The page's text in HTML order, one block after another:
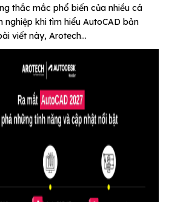
thắc mắc phổ biến của nhiều cá
nghiệp khi tìm hiểu AutoCAD bản
viết này, Arotech...